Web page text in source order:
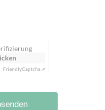
FriendlyCaptcha ⇗